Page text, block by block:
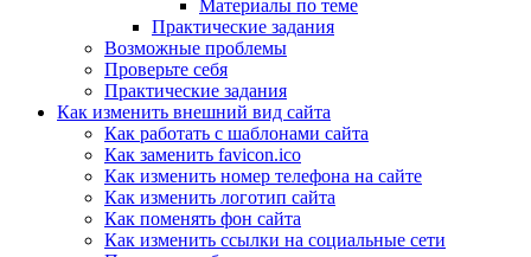
Материалы по теме
Практические задания
Возможные проблемы
Проверьте себя
Практические задания
Как изменить внешний вид сайта
Как работать с шаблонами сайта
Как заменить favicon.ico
Как изменить номер телефона на сайте
Как изменить логотип сайта
Как поменять фон сайта
Как изменить ссылки на социальные сети